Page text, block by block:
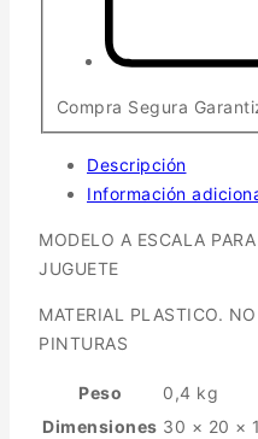
Compra Segura
Descripción
Información
MODELO A ESCALA
JUGUETE
MATERIAL PLASTICO.
PINTURAS
Peso
0,4 kg
Dimensiones 30 × 20 ×